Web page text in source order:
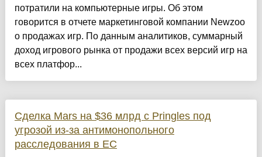
потратили на компьютерные игры. Об этом
говорится в отчете маркетинговой компании Newzoo
о продажах игр. По данным аналитиков, суммарный
доход игрового рынка от продажи всех версий игр на
всех платфор...
Сделка Mars на $36 млрд с Pringles под
угрозой из-за антимонопольного
расследования в ЕС